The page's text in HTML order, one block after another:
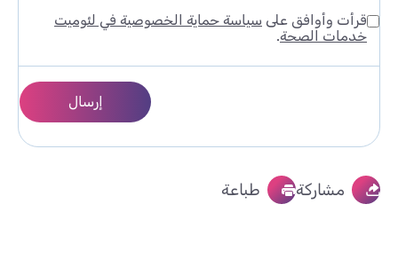
قرأت وأوافق على سياسة حماية الخصوصية في لئوميت
خدمات الصحة.
مشاركة طباعة